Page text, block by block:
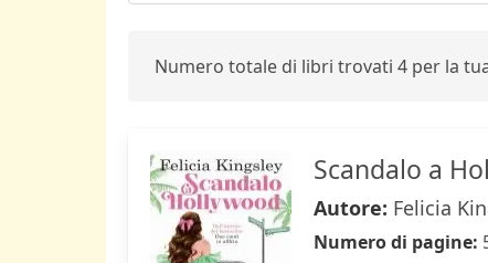
Numero totale di libri trovati 4 per la
Scandalo a
Autore: Felicia
Numero di pagine: